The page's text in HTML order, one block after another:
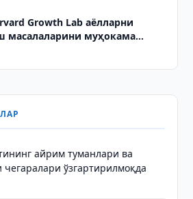
Growth Lab аёлларни
масалаларини муҳокама
айрим туманлари ва
ўзгартирилмоқда